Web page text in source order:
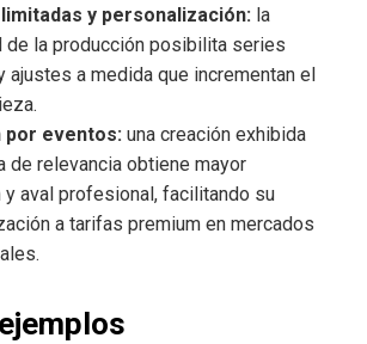
y personalización: la
de la producción posibilita series
ajustes a medida que incrementan el
por eventos: una creación exhibida
de relevancia obtiene mayor
aval profesional, facilitando su
a tarifas premium en mercados